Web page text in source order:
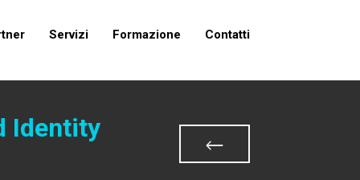
Servizi Formazione Contatti
Identity